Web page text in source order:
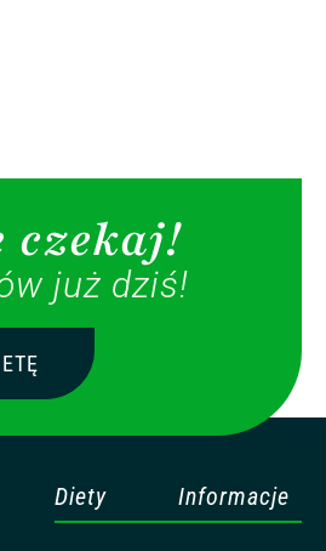
czekaj!
już dziś!
Diety Informacje